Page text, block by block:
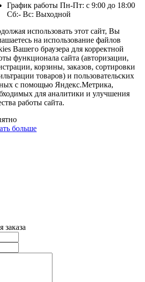
График работы Пн-Пт: с 9:00 до 18:00
Сб:- Вс: Выходной
использовать этот сайт, Вы
на использование файлов
Вашего браузера для корректной
функционала сайта (авторизации,
корзины, заказов, сортировки
товаров) и пользовательских
с помощью Яндекс.Метрика,
для аналитики и улучшения
работы сайта.
больше
заказа